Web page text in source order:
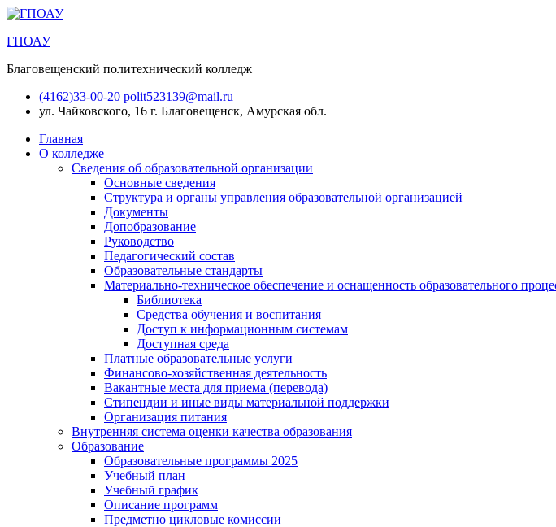
ГПОАУ
Благовещенский политехнический колледж
(4162)33-00-20 polit523139@mail.ru
ул. Чайковского, 16 г. Благовещенск, Амурская обл.
Главная
О колледже
Сведения об образовательной организации
Основные сведения
Структура и органы управления образовательной организацией
Документы
Допобразование
Руководство
Педагогический состав
Образовательные стандарты
Материально-техническое обеспечение и оснащенность образовательного
Библиотека
Средства обучения и воспитания
Доступ к информационным системам
Доступная среда
Платные образовательные услуги
Финансово-хозяйственная деятельность
Вакантные места для приема (перевода)
Стипендии и иные виды материальной поддержки
Организация питания
Внутренняя система оценки качества образования
Образование
Образовательные программы 2025
Учебный план
Учебный график
Описание программ
Предметно цикловые комиссии